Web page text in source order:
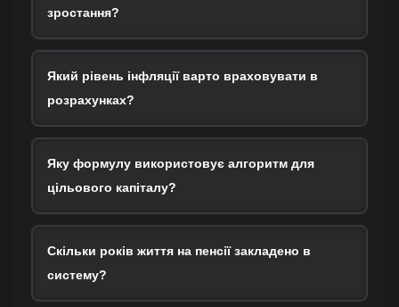
зростання?
Який рівень інфляції варто враховувати в
розрахунках?
Яку формулу використовує алгоритм для
цільового капіталу?
Скільки років життя на пенсії закладено в
систему?